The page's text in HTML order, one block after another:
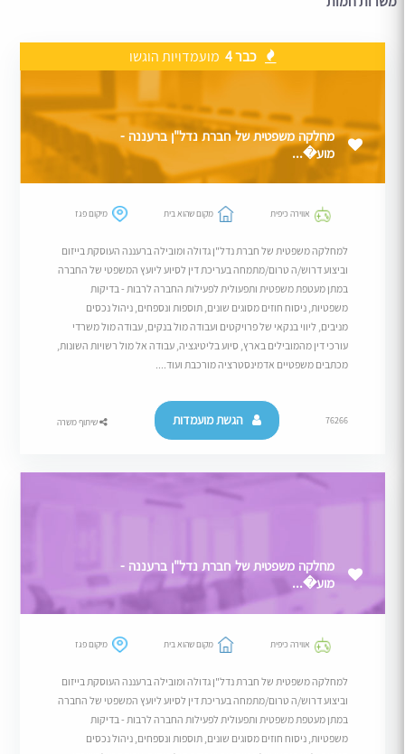
כבר 4 מועמדויות הוגשו
מחלקה משפטית של חברת נדל"ן ברעננה -
מוע�...
אווירה כיפית מקום שהוא בית מיקום פגז
למחלקה משפטית של חברת נדל"ן גדולה ומובילה ברעננה העוסקת בייזום
וביצוע דרוש/ה טרום/מתמחה בעריכת דין לסיוע ליועץ המשפטי של החברה
במתן מעטפת משפטית ותפעולית לפעילות החברה לרבות - בדיקות
משפטיות, ניסוח חוזים מסוגים שונים, תוספות ונספחים, ניהול נכסים
מניבים, ליווי בנקאי של פרויקטים ועבודה מול בנקים, עבודה מול משרדי
עורכי דין מהמובילים בארץ, סיוע בליטיגציה, עבודה אל מול רשויות השונות,
מכתבים משפטיים אדמינסטרציה מורכבת ועוד....
76266 הגשת מועמדות שיתוף משרה
מחלקה משפטית של חברת נדל"ן ברעננה -
מוע�...
אווירה כיפית מקום שהוא בית מיקום פגז
למחלקה משפטית של חברת נדל"ן גדולה ומובילה ברעננה העוסקת בייזום
וביצוע דרוש/ה טרום/מתמחה בעריכת דין לסיוע ליועץ המשפטי של החברה
במתן מעטפת משפטית ותפעולית לפעילות החברה לרבות - בדיקות
משפטיות, ניסוח חוזים מסוגים שונים, תוספות ונספחים, ניהול נכסים